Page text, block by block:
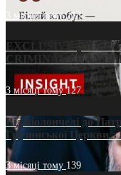
3 місяці тому213
EXCLUSIVE
CRIMINAL
3 місяці тому127
Від віолончелі до
Грузинської Церкви
3 місяці тому 139